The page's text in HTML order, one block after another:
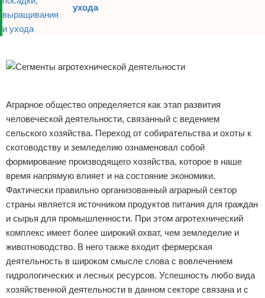
ухода
Аграрное общество определяется как этап развития
человеческой деятельности, связанный с ведением
сельского хозяйства. Переход от собирательства и охоты к
скотоводству и земледелию ознаменовал собой
формирование производящего хозяйства, которое в наше
время напрямую влияет и на состояние экономики.
Фактически правильно организованный аграрный сектор
страны является источником продуктов питания для граждан
и сырья для промышленности. При этом агротехнический
комплекс имеет более широкий охват, чем земледелие и
животноводство. В него также входит фермерская
деятельность в широком смысле слова с вовлечением
гидрологических и лесных ресурсов. Успешность любо вида
хозяйственной деятельности в данном секторе связана и с